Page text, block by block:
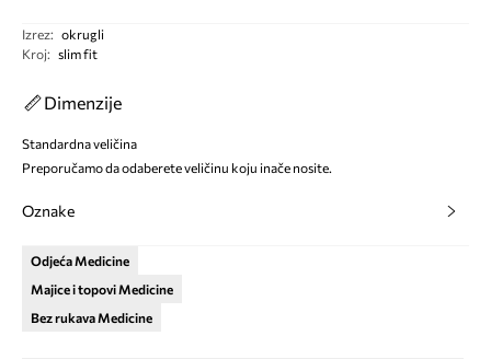
Izrez: okrugli
Kroj: slim fit
Dimenzije
Standardna veličina
Preporučamo da odaberete veličinu koju inače nosite.
Oznake
Odjeća Medicine
Majice i topovi Medicine
Bez rukava Medicine